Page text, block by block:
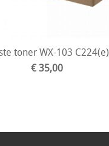
toner WX-103 C224(e)
€ 35,00